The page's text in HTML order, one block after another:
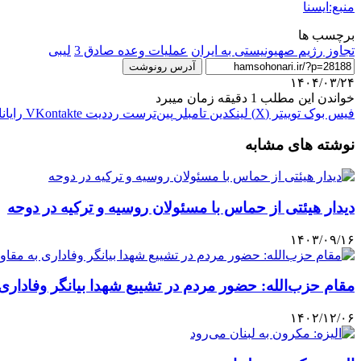
منبع:ایسنا
برچسب ها
تجاوز رژیم صهیونیستی به ایران عملیات وعده صادق 3 لیبی
آدرس رونوشت
۱۴۰۴/۰۳/۲۴
خواندن این مطلب 1 دقیقه زمان میبرد
فیس بوک توییتر (X) لینکدین ‫تامبلر ‫پین‌ترست ‫رددیت ‫VKontakte
نوشته های مشابه
دیدار هیئتی از حماس با مسئولان روسیه و ترکیه در دوحه
۱۴۰۳/۰۹/۱۶
مقام حزب‌الله: حضور مردم در تشییع شهدا بیانگر
۱۴۰۲/۱۲/۰۶